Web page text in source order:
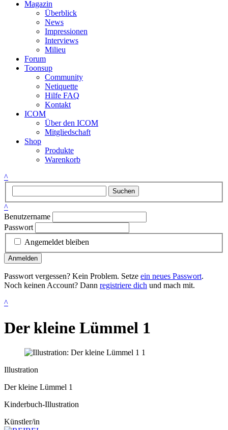
Magazin
Überblick
News
Impressionen
Interviews
Milieu
Forum
Toonsup
Community
Netiquette
Hilfe FAQ
Kontakt
ICOM
Über den ICOM
Mitgliedschaft
Shop
Produkte
Warenkorb
^
Suchen
^
Benutzername
Passwort
Angemeldet bleiben
Anmelden
Passwort vergessen? Kein Problem. Setze ein neues Passwort.
Noch keinen Account? Dann registriere dich und mach mit.
^
Der kleine Lümmel 1
Illustration
Der kleine Lümmel 1
Kinderbuch-Illustration
Künstler/in